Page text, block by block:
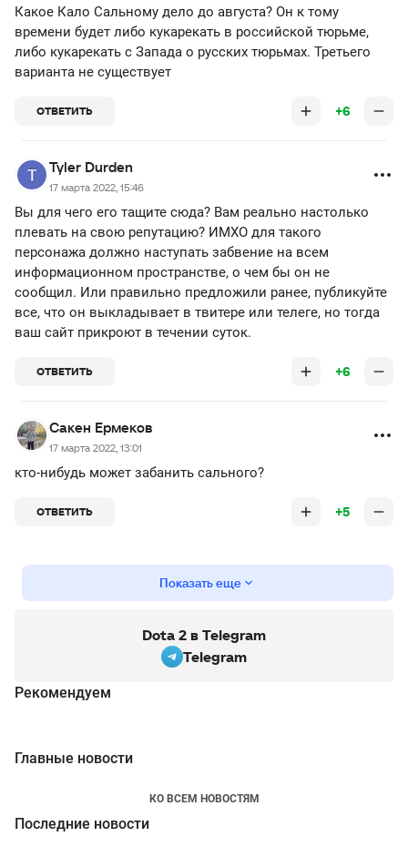
Какое Кало Сальному дело до августа? Он к тому
времени будет либо кукарекать в российской тюрьме,
либо кукарекать с Запада о русских тюрьмах. Третьего
варианта не существует
ОТВЕТИТЬ +6
Tyler Durden
17 марта 2022, 15:46
Вы для чего его тащите сюда? Вам реально настолько
плевать на свою репутацию? ИМХО для такого
персонажа должно наступать забвение на всем
информационном пространстве, о чем бы он не
сообщил. Или правильно предложили ранее, публикуйте
все, что он выкладывает в твитере или телеге, но тогда
ваш сайт прикроют в течении суток.
ОТВЕТИТЬ +6
Сакен Ермеков
17 марта 2022, 13:01
кто-нибудь может забанить сального?
ОТВЕТИТЬ +5
Показать еще
Dota 2 в Telegram
Telegram
Рекомендуем
Главные новости
КО ВСЕМ НОВОСТЯМ
Последние новости